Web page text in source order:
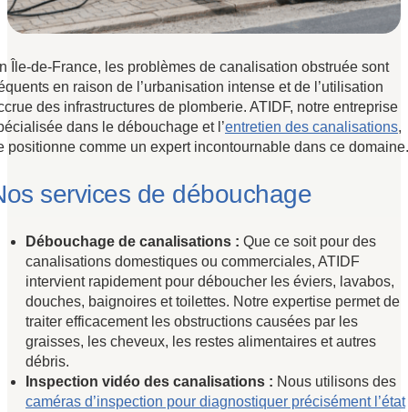
Île-de-France, les problèmes de canalisation obstruée sont
en raison de l’urbanisation intense et de l’utilisation
des infrastructures de plomberie. ATIDF, notre entreprise
dans le débouchage et l’entretien des canalisations,
positionne comme un expert incontournable dans ce domaine.
services de débouchage
Débouchage de canalisations : Que ce soit pour des
canalisations domestiques ou commerciales, ATIDF
intervient rapidement pour déboucher les éviers, lavabos,
douches, baignoires et toilettes. Notre expertise permet de
traiter efficacement les obstructions causées par les
graisses, les cheveux, les restes alimentaires et autres
débris.
Inspection vidéo des canalisations : Nous utilisons des
caméras d’inspection pour diagnostiquer précisément l’état